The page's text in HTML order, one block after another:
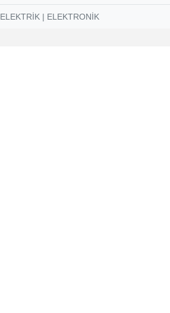
ELEKTRİK | ELEKTRONİK